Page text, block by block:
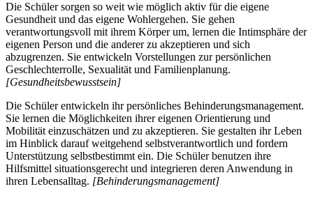
Die Schüler sorgen so weit wie möglich aktiv für die eigene
Gesundheit und das eigene Wohlergehen. Sie gehen
verantwortungsvoll mit ihrem Körper um, lernen die Intimsphäre der
eigenen Person und die anderer zu akzeptieren und sich
abzugrenzen. Sie entwickeln Vorstellungen zur persönlichen
Geschlechterrolle, Sexualität und Familienplanung.
[Gesundheitsbewusstsein]
Die Schüler entwickeln ihr persönliches Behinderungsmanagement.
Sie lernen die Möglichkeiten ihrer eigenen Orientierung und
Mobilität einzuschätzen und zu akzeptieren. Sie gestalten ihr Leben
im Hinblick darauf weitgehend selbstverantwortlich und fordern
Unterstützung selbstbestimmt ein. Die Schüler benutzen ihre
Hilfsmittel situationsgerecht und integrieren deren Anwendung in
ihren Lebensalltag. [Behinderungsmanagement]